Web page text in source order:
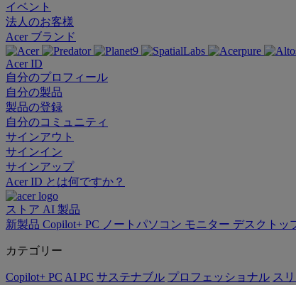
イベント
法人のお客様
Acer ブランド
Acer ID
自分のプロフィール
自分の製品
製品の登録
自分のコミュニティ
サインアウト
サインイン
サインアップ
Acer ID とは何ですか？
ストア AI 製品
新製品 Copilot+ PC ノートパソコン モニター デスクトッ
カテゴリー
Copilot+ PC AI PC サステナブル プロフェッショナル ス